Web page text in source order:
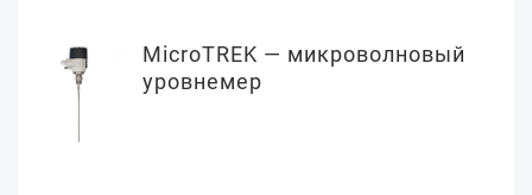
MicroTREK — микроволновый
уровнемер